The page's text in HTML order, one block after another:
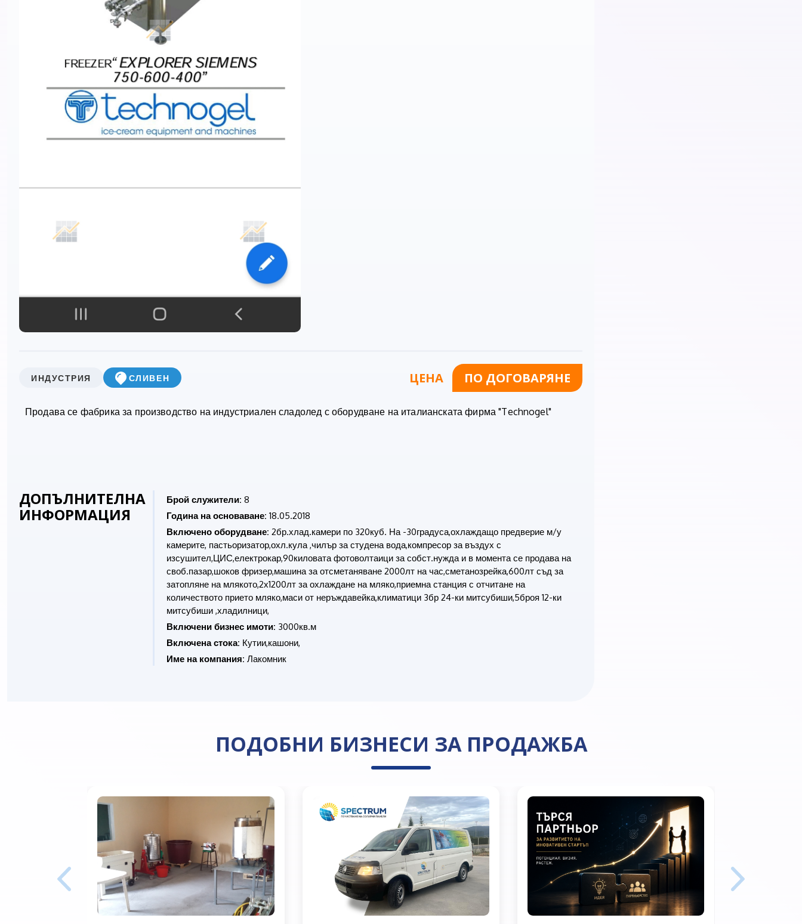
ЦЕНА ПО ДОГОВАРЯНЕ
ИНДУСТРИЯ СЛИВЕН
Продава се фабрика за производство на индустриален сладолед с оборудване на италианската фирма "Technogel"
ДОПЪЛНИТЕЛНА
ИНФОРМАЦИЯ
Брой служители: 8
Година на основаване: 18.05.2018
Включено оборудване: 2бр.хлад.камери по 320куб. На -30градуса,охлаждащо предверие м/у
камерите, пастьоризатор,охл.кула ,чилър за студена вода,компресор за въздух с
изсушител,ЦИС,електрокар,90киловата фотоволтаици за собст.нужда и в момента се продава на
своб.пазар,шоков фризер,машина за отсметаняване 2000лт на час,сметанозрейка,600лт съд за
затопляне на млякото,2х1200лт за охлаждане на мляко,приемна станция с отчитане на
количеството прието мляко,маси от неръждавейка,климатици 3бр 24-ки митсубиши,5броя 12-ки
митсубиши ,хладилници,
Включени бизнес имоти: 3000кв.м
Включена стока: Кутии,кашони,
Име на компания: Лакомник
ПОДОБНИ БИЗНЕСИ ЗА ПРОДАЖБА